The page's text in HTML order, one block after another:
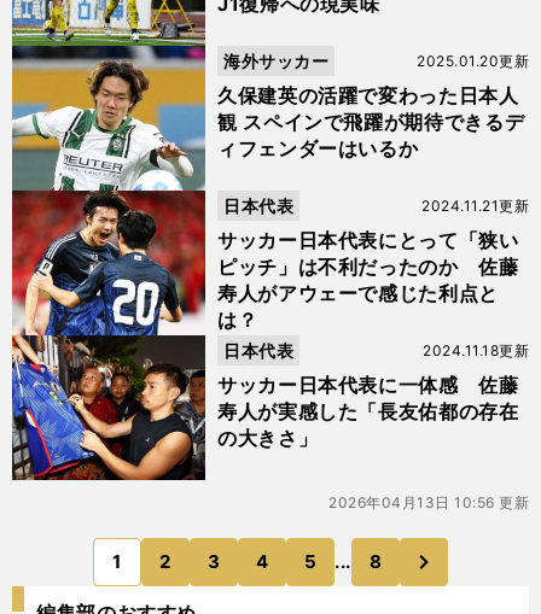
久保建英の活躍で変わった日本人
観 スペインで飛躍が期待できるデ
ィフェンダーはいるか
2025.01.20更新
海外サッカー
サッカー日本代表にとって「狭い
ピッチ」は不利だったのか 佐藤
寿人がアウェーで感じた利点と
は？
2024.11.21更新
日本代表
サッカー日本代表に一体感 佐藤
寿人が実感した「長友佑都の存在
の大きさ」
2024.11.18更新
日本代表
2026年04月13日 10:56 更新
1 2 3 4 5 ... 8